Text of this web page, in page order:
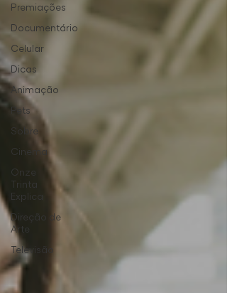
Premiações
Documentário
Celular
Dicas
Animação
Pets
Sobre
Cinema
Onze
Trinta
Explica
Direção de
Arte
Televisão